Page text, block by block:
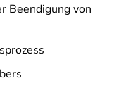
Beendigung von